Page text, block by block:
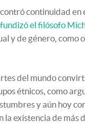
continuidad
el filósofo
y de género, como
del mundo
étnicos, como
y aún hoy
la existencia de más